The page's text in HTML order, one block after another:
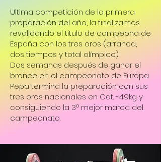
Ultima competición de la primera
preparación del año, la finalizamos
revalidando el titulo de campeona de
España con los tres oros (arranca,
dos tiempos y total olímpico).
Dos semanas después de ganar el
bronce en el campeonato de Europa
Pepa termina la preparación con sus
tres oros nacionales en Cat. -49kg y
consiguiendo la 3º mejor marca del
campeonato.